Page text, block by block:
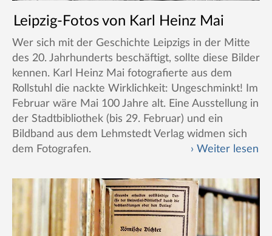
Leipzig-Fotos von Karl Heinz Mai
Wer sich mit der Geschichte Leipzigs in der Mitte
des 20. Jahrhunderts beschäftigt, sollte diese Bilder
kennen. Karl Heinz Mai fotografierte aus dem
Rollstuhl die nackte Wirklichkeit: Ungeschminkt! Im
Februar wäre Mai 100 Jahre alt. Eine Ausstellung in
der Stadtbibliothek (bis 29. Februar) und ein
Bildband aus dem Lehmstedt Verlag widmen sich
dem Fotografen.
Weiter lesen